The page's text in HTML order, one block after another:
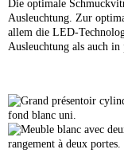
Die optimale
Ausleuchtung. Zur
allem die LED-
Ausleuchtung als auch